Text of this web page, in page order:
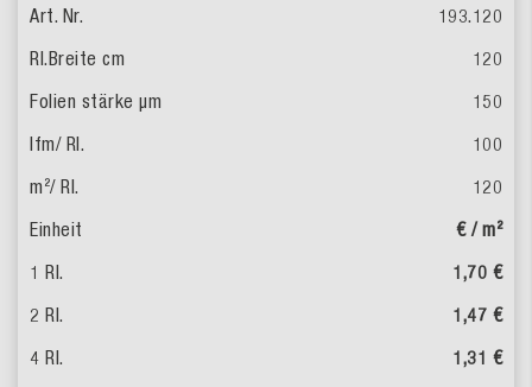
193.120
120
150
100
120
€ / m²
1,70 €
1,47 €
1,31 €